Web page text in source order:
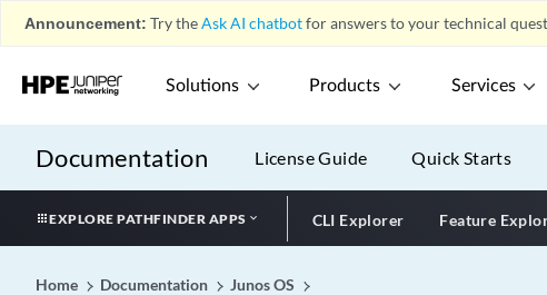
Announcement: Try theAsk AI chatbotfor answers to your technical
Solutions Products Services
Documentation License Guide Quick Starts
EXPLORE PATHFINDER APPS CLI Explorer Feature
Home Documentation Junos OS